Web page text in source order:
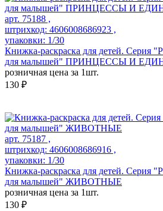
арт. 75188 ,
штрихкод: 4606008686923 ,
упаковки: 1/30
Книжка-раскраска для детей. Серия
для малышей" ПРИНЦЕССЫ И
розничная цена за 1шт.
130 ₽
арт. 75187 ,
штрихкод: 4606008686916 ,
упаковки: 1/30
Книжка-раскраска для детей. Серия
для малышей" ЖИВОТНЫЕ
розничная цена за 1шт.
130 ₽